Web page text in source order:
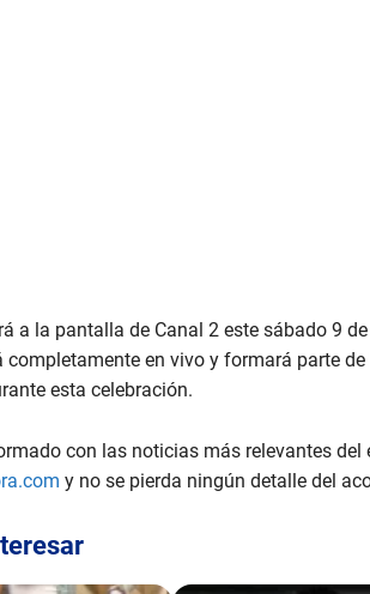
a la pantalla de Canal 2 este sábado 9
completamente en vivo y formará parte
esta celebración.
con las noticias más relevantes
y no se pierda ningún detalle del